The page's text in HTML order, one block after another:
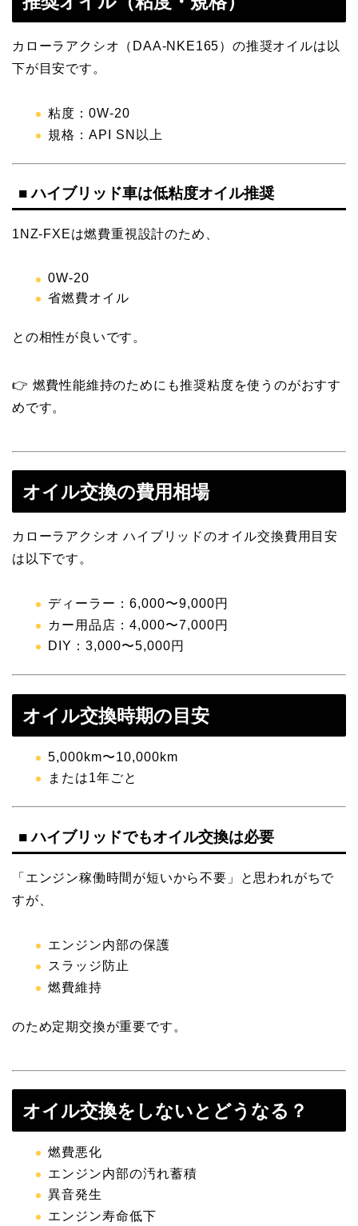
カローラアクシオ（DAA-NKE165）の推奨オイルは以
下が目安です。
粘度：0W-20
規格：API SN以上
■ ハイブリッド車は低粘度オイル推奨
1NZ-FXEは燃費重視設計のため、
0W-20
省燃費オイル
との相性が良いです。
👉 燃費性能維持のためにも推奨粘度を使うのがおすす
めです。
オイル交換の費用相場
カローラアクシオ ハイブリッドのオイル交換費用目安
は以下です。
ディーラー：6,000〜9,000円
カー用品店：4,000〜7,000円
DIY：3,000〜5,000円
オイル交換時期の目安
5,000km〜10,000km
または1年ごと
■ ハイブリッドでもオイル交換は必要
「エンジン稼働時間が短いから不要」と思われがちで
すが、
エンジン内部の保護
スラッジ防止
燃費維持
のため定期交換が重要です。
オイル交換をしないとどうなる？
燃費悪化
エンジン内部の汚れ蓄積
異音発生
エンジン寿命低下